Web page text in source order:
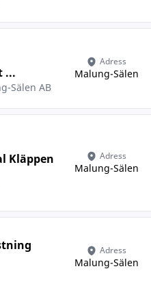
...
Sälen AB
Adress
Malung-Sälen
Kläppen
Adress
Malung-Sälen
Adress
Malung-Sälen